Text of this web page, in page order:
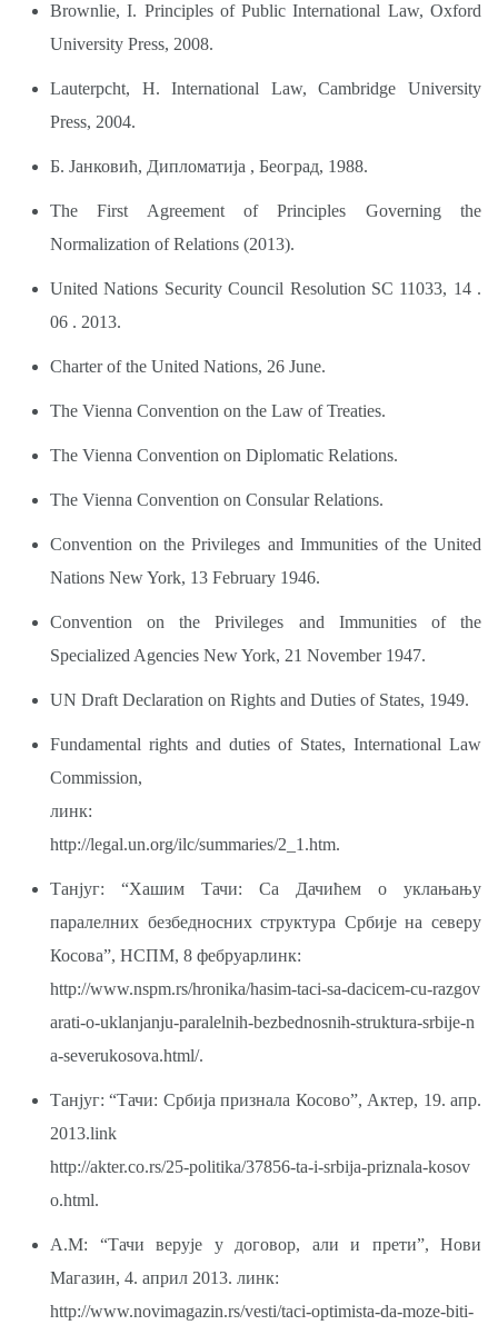
Brownlie, I. Principles of Public International Law, Oxford
University Press, 2008.
Lauterpcht, H. International Law, Cambridge University
Press, 2004.
Б. Јанковић, Дипломатија , Београд, 1988.
The First Agreement of Principles Governing the
Normalization of Relations (2013).
United Nations Security Council Resolution SC 11033, 14 .
06 . 2013.
Charter of the United Nations, 26 June.
The Vienna Convention on the Law of Treaties.
The Vienna Convention on Diplomatic Relations.
The Vienna Convention on Consular Relations.
Convention on the Privileges and Immunities of the United
Nations New York, 13 February 1946.
Convention on the Privileges and Immunities of the
Specialized Agencies New York, 21 November 1947.
UN Draft Declaration on Rights and Duties of States, 1949.
Fundamental rights and duties of States, International Law
Commission,
линк:
http://legal.un.org/ilc/summaries/2_1.htm.
Танјуг: “Хашим Тачи: Са Дачићем о уклањању
паралелних безбедносних структура Србијe на северу
Косова”, НСПМ, 8 фебруарлинк:
http://www.nspm.rs/hronika/hasim-taci-sa-dacicem-cu-razgov
arati-o-uklanjanju-paralelnih-bezbednosnih-struktura-srbije-n
a-severukosova.html/.
Танјуг: “Тачи: Србија признала Косово”, Актер, 19. апр.
2013.link
http://akter.co.rs/25-politika/37856-ta-i-srbija-priznala-kosov
o.html.
А.М: “Тачи верује у договор, али и прети”, Нови
Магазин, 4. април 2013. линк:
http://www.novimagazin.rs/vesti/taci-optimista-da-moze-biti-